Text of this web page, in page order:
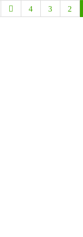
2
3
4